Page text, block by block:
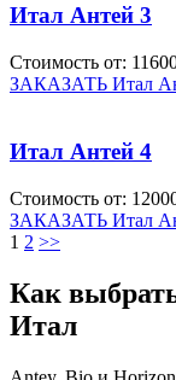
Итал Антей 3
Стоимость от:
ЗАКАЗАТЬ Итал
Итал Антей 4
Стоимость от:
ЗАКАЗАТЬ Итал
Пагинация
записей
1 2 >>
Как
Итал